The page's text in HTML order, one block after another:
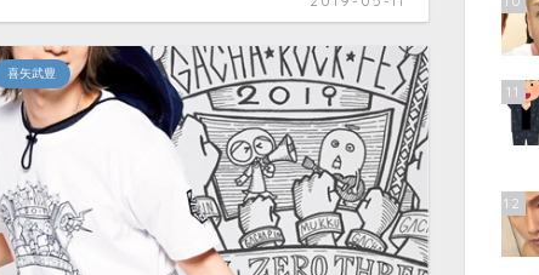
喜矢武豊
11
12